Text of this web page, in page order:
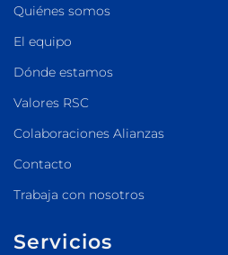
Quiénes somos
El equipo
Dónde estamos
Valores RSC
Colaboraciones Alianzas
Contacto
Trabaja con nosotros
Servicios